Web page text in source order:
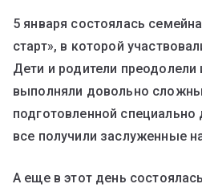
5 января состоялась
старт», в которой
Дети и родители преодолели
выполняли довольно
подготовленной
все получили заслуженные
А еще в этот день